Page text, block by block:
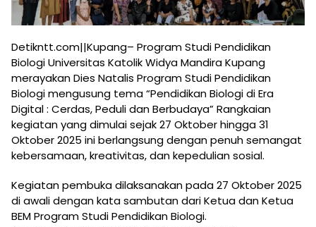
Detikntt.com||Kupang– Program Studi Pendidikan
Biologi Universitas Katolik Widya Mandira Kupang
merayakan Dies Natalis Program Studi Pendidikan
Biologi mengusung tema “Pendidikan Biologi di Era
Digital : Cerdas, Peduli dan Berbudaya” Rangkaian
kegiatan yang dimulai sejak 27 Oktober hingga 31
Oktober 2025 ini berlangsung dengan penuh semangat
kebersamaan, kreativitas, dan kepedulian sosial.
Kegiatan pembuka dilaksanakan pada 27 Oktober 2025
di awali dengan kata sambutan dari Ketua dan Ketua
BEM Program Studi Pendidikan Biologi.